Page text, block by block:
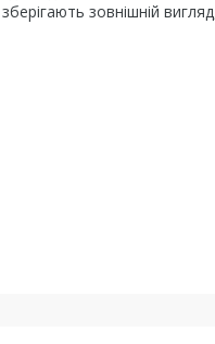
зовнішній